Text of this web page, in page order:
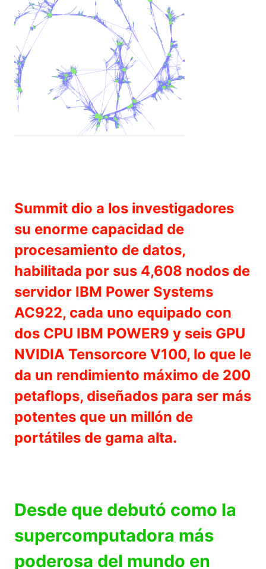
Summit dio a los investigadores
su enorme capacidad de
procesamiento de datos,
habilitada por sus 4,608 nodos de
servidor IBM Power Systems
AC922, cada uno equipado con
dos CPU IBM POWER9 y seis GPU
NVIDIA Tensorcore V100, lo que le
da un rendimiento máximo de 200
petaflops, diseñados para ser más
potentes que un millón de
portátiles de gama alta.
Desde que debutó como la
supercomputadora más
poderosa del mundo en